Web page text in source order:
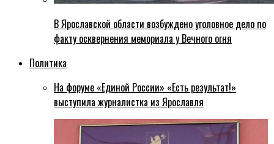
В Ярославской области возбуждено уголовное дело по
факту осквернения мемориала у Вечного огня
Политика
На форуме «Единой России» «Есть результат!»
выступила журналистка из Ярославля